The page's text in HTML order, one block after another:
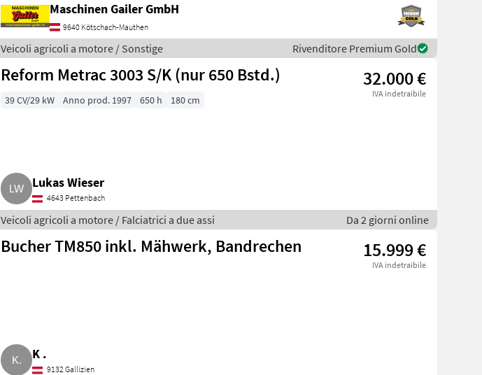
Maschinen Gailer GmbH
9640 Kötschach-Mauthen
Veicoli agricoli a motore / Sonstige Rivenditore Premium Gold
Reform Metrac 3003 S/K (nur 650 Bstd.) 32.000 €
IVA indetraibile
39 CV/29 kW Anno prod. 1997 650 h 180 cm
Lukas Wieser
4643 Pettenbach
Veicoli agricoli a motore / Falciatrici a due assi Da 2 giorni online
Bucher TM850 inkl. Mähwerk, Bandrechen 15.999 €
IVA indetraibile
K .
9132 Gallizien